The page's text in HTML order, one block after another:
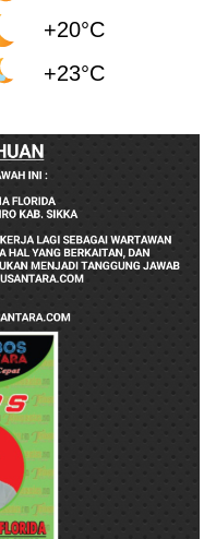
+20°C
+23°C